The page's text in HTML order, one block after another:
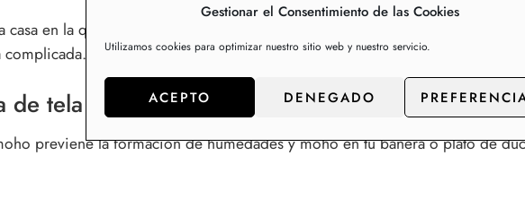
Gestionar el Consentimiento de las Cookies
Utilizamos cookies para optimizar nuestro sitio web y nuestro servicio.
ACEPTO DENEGADO
casa en la que a menudo descuidamos un poco el estilo. Muchos buscan
complicada.
de tela antimoho.
previene la formación de humedades y moho en tu bañera o plato de